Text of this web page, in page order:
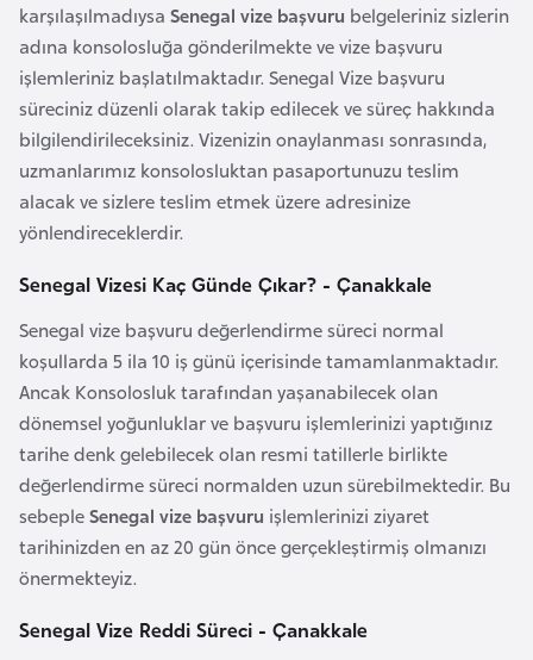
karşılaşılmadıysa Senegal vize başvuru belgeleriniz sizlerin
adına konsolosluğa gönderilmekte ve vize başvuru
işlemleriniz başlatılmaktadır. Senegal Vize başvuru
süreciniz düzenli olarak takip edilecek ve süreç hakkında
bilgilendirileceksiniz. Vizenizin onaylanması sonrasında,
uzmanlarımız konsolosluktan pasaportunuzu teslim
alacak ve sizlere teslim etmek üzere adresinize
yönlendireceklerdir.
Senegal Vizesi Kaç Günde Çıkar? - Çanakkale
Senegal vize başvuru değerlendirme süreci normal
koşullarda 5 ila 10 iş günü içerisinde tamamlanmaktadır.
Ancak Konsolosluk tarafından yaşanabilecek olan
dönemsel yoğunluklar ve başvuru işlemlerinizi yaptığınız
tarihe denk gelebilecek olan resmi tatillerle birlikte
değerlendirme süreci normalden uzun sürebilmektedir. Bu
sebepleSenegal vize başvuru işlemlerinizi ziyaret
tarihinizden en az 20 gün önce gerçekleştirmiş olmanızı
önermekteyiz.
Senegal Vize Reddi Süreci - Çanakkale
Ç
e
k
C
u
m
h
u
r
y
e
t
i
C
e
z
a
y